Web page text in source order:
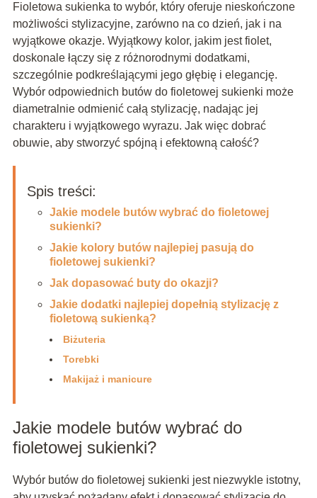
Fioletowa sukienka to wybór, który oferuje nieskończone
możliwości stylizacyjne, zarówno na co dzień, jak i na
wyjątkowe okazje. Wyjątkowy kolor, jakim jest fiolet,
doskonale łączy się z różnorodnymi dodatkami,
szczególnie podkreślającymi jego głębię i elegancję.
Wybór odpowiednich butów do fioletowej sukienki może
diametralnie odmienić całą stylizację, nadając jej
charakteru i wyjątkowego wyrazu. Jak więc dobrać
obuwie, aby stworzyć spójną i efektowną całość?
Spis treści:
Jakie modele butów wybrać do fioletowej
sukienki?
Jakie kolory butów najlepiej pasują do
fioletowej sukienki?
Jak dopasować buty do okazji?
Jakie dodatki najlepiej dopełnią stylizację z
fioletową sukienką?
Biżuteria
Torebki
Makijaż i manicure
Jakie modele butów wybrać do
fioletowej sukienki?
Wybór butów do fioletowej sukienki jest niezwykle istotny,